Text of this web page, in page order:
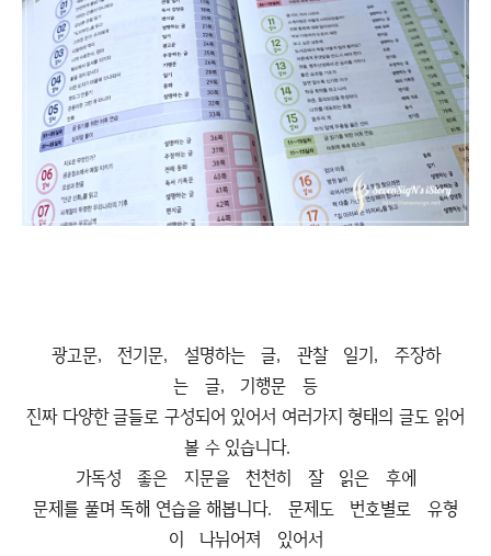
광고문, 전기문, 설명하는 글, 관찰 일기, 주장하
는 글, 기행문 등
진짜 다양한 글들로 구성되어 있어서 여러가지 형태의 글도 읽어
볼 수 있습니다.
가독성 좋은 지문을 천천히 잘 읽은 후에
문제를 풀며 독해 연습을 해봅니다. 문제도 번호별로 유형
이 나뉘어져 있어서